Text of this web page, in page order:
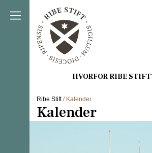
Direkte til indholdet
Ribe Stift/ Kalender
Kalender